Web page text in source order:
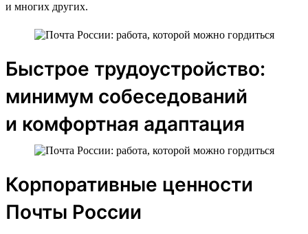
и многих других.
Быстрое трудоустройство:
минимум собеседований
и комфортная адаптация
Корпоративные ценности
Почты России